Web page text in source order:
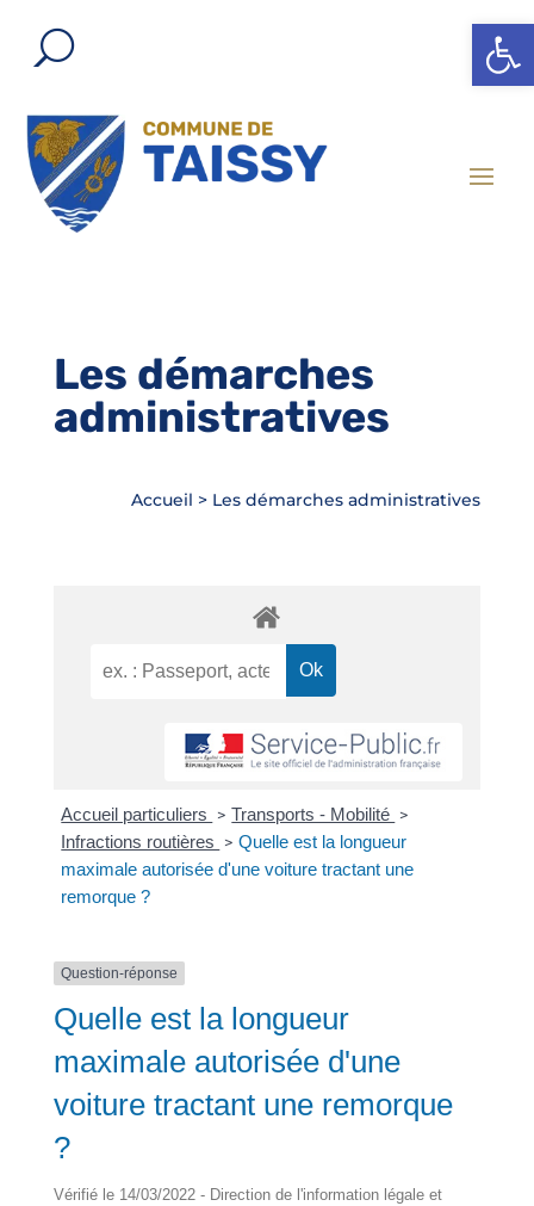
Ouvrir
Les démarches
administratives
Accueil > Les démarches administratives
Accueil particuliers > Transports - Mobilité >
Infractions routières > Quelle est la longueur
maximale autorisée d'une voiture tractant une
remorque ?
Question-réponse
Quelle est la longueur
maximale autorisée d'une
voiture tractant une remorque
?
Vérifié le 14/03/2022 - Direction de l'information légale et